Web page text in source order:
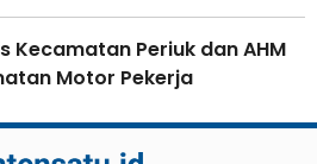
Kecamatan Periuk dan AHM
Motor Pekerja